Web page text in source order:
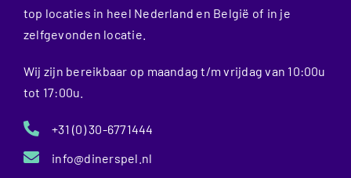
top locaties in heel Nederland en België of in je
zelfgevonden locatie.
Wij zijn bereikbaar op maandag t/m vrijdag van 10:00u
tot 17:00u.
+31 (0) 30-6771444
info@dinerspel.nl